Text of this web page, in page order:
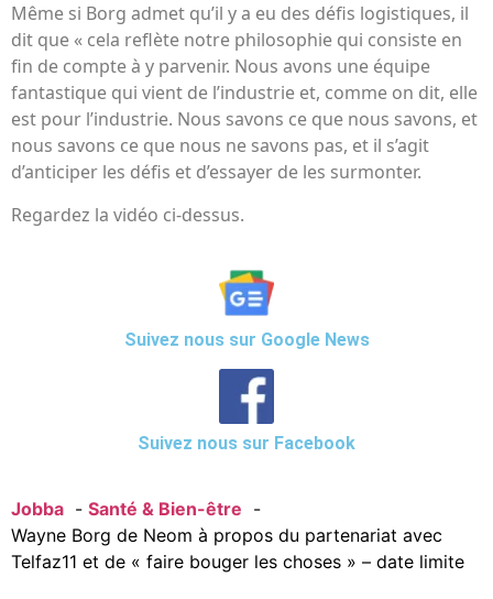
Même si Borg admet qu’il y a eu des défis logistiques, il
dit que « cela reflète notre philosophie qui consiste en
fin de compte à y parvenir. Nous avons une équipe
fantastique qui vient de l’industrie et, comme on dit, elle
est pour l’industrie. Nous savons ce que nous savons, et
nous savons ce que nous ne savons pas, et il s’agit
d’anticiper les défis et d’essayer de les surmonter.
Regardez la vidéo ci-dessus.
Suivez nous sur Google News
Suivez nous sur Facebook
Jobba
Santé & Bien-être
Wayne Borg de Neom à propos du partenariat avec
Telfaz11 et de « faire bouger les choses » – date limite